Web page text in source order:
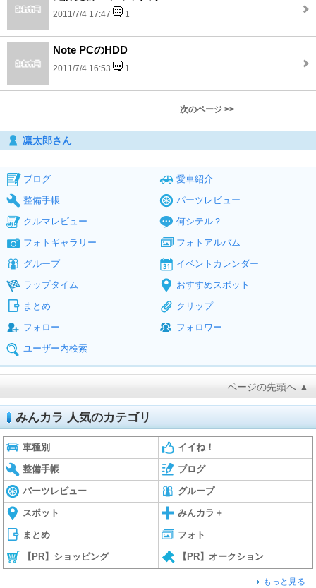
2011/7/4 17:47 1
Note PCのHDD
2011/7/4 16:53 1
次のページ >>
凛太郎さん
ブログ
愛車紹介
整備手帳
パーツレビュー
クルマレビュー
何シテル？
フォトギャラリー
フォトアルバム
グループ
イベントカレンダー
ラップタイム
おすすめスポット
まとめ
クリップ
フォロー
フォロワー
ユーザー内検索
ページの先頭へ ▲
みんカラ 人気のカテゴリ
車種別 イイね！
整備手帳 ブログ
パーツレビュー グループ
スポット みんカラ＋
まとめ フォト
【PR】ショッピング 【PR】オークション
もっと見る